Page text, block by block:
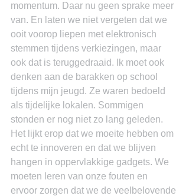
momentum. Daar nu geen sprake meer
van. En laten we niet vergeten dat we
ooit voorop liepen met elektronisch
stemmen tijdens verkiezingen, maar
ook dat is teruggedraaid. Ik moet ook
denken aan de barakken op school
tijdens mijn jeugd. Ze waren bedoeld
als tijdelijke lokalen. Sommigen
stonden er nog niet zo lang geleden.
Het lijkt erop dat we moeite hebben om
echt te innoveren en dat we blijven
hangen in oppervlakkige gadgets. We
moeten leren van onze fouten en
ervoor zorgen dat we de veelbelovende